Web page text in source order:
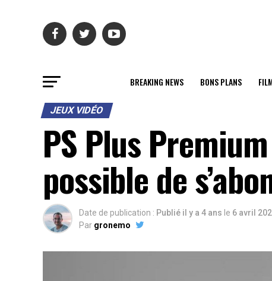
BREAKING NEWS BONS PLANS
JEUX VIDÉO
PS Plus
possible de
Date de publication : Publié il y a 4 ans le 6 avril
Par gronemo